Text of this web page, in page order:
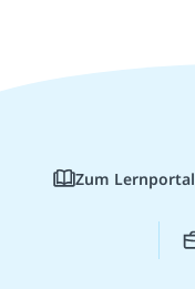
Zum Lernportal